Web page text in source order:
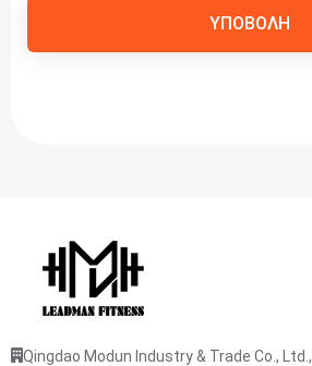
ΥΠΟΒΟΛΉ
Qingdao Modun Industry & Trade Co., Ltd.,